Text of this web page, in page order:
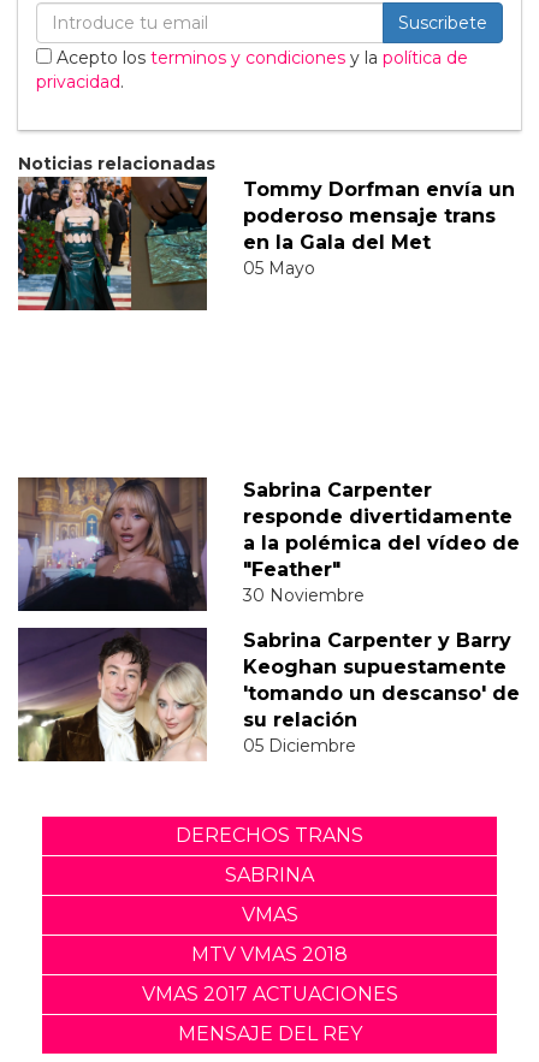
Suscribete
Acepto los terminos y condiciones y la política de
privacidad.
Noticias relacionadas
Tommy Dorfman envía un
poderoso mensaje trans
en la Gala del Met
05 Mayo
Sabrina Carpenter
responde divertidamente
a la polémica del vídeo de
"Feather"
30 Noviembre
Sabrina Carpenter y Barry
Keoghan supuestamente
'tomando un descanso' de
su relación
05 Diciembre
DERECHOS TRANS
SABRINA
VMAS
MTV VMAS 2018
VMAS 2017 ACTUACIONES
MENSAJE DEL REY